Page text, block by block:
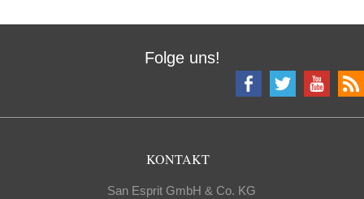
Folge uns!
KONTAKT
San Esprit GmbH & Co. KG